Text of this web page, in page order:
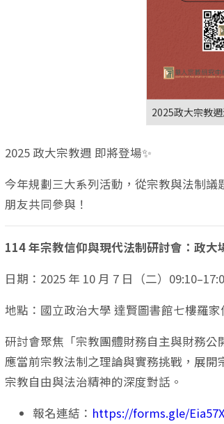
2025政大宗教
2025 政大宗教週 即將登場✨
今年規劃三大系列活動，從宗教與法制
朋友共同參與！
114 年宗教信仰與現代法制研討會：政大
日期：2025 年 10 月 7 日（二）
地點：國立政治大學 達賢圖書館七樓羅家
研討會聚焦「宗教團體財務自主與財務
應當前宗教法制之理論與實務挑戰，展
宗教自由與法治精神的深度對話。
報名連結： https://forms.gle/